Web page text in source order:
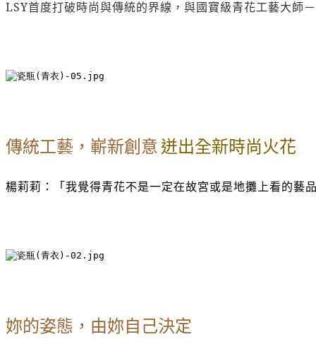
LSY首度打破時尚與傳統的界線，與國寶級青花工藝大師
傳統工藝，嶄新創意迸出全新時尚火花
楊莉莉：「我覺得青花不是一定在故宮或是地攤上看的藝
妳的姿態，由妳自己決定